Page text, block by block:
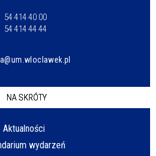
54 414 40 00
54 414 44 44
NA SKRÓTY
Aktualności
wydarzeń